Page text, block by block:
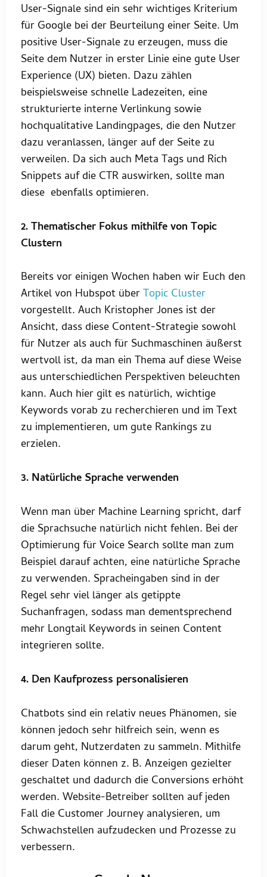
User-Signale sind ein sehr wichtiges Kriterium
für Google bei der Beurteilung einer Seite. Um
positive User-Signale zu erzeugen, muss die
Seite dem Nutzer in erster Linie eine gute User
Experience (UX) bieten. Dazu zählen
beispielsweise schnelle Ladezeiten, eine
strukturierte interne Verlinkung sowie
hochqualitative Landingpages, die den Nutzer
dazu veranlassen, länger auf der Seite zu
verweilen. Da sich auch Meta Tags und Rich
Snippets auf die CTR auswirken, sollte man
diese ebenfalls optimieren.
2. Thematischer Fokus mithilfe von Topic
Clustern
Bereits vor einigen Wochen haben wir Euch den
Artikel von Hubspot überTopic Cluster
vorgestellt. Auch Kristopher Jones ist der
Ansicht, dass diese Content-Strategie sowohl
für Nutzer als auch für Suchmaschinen äußerst
wertvoll ist, da man ein Thema auf diese Weise
aus unterschiedlichen Perspektiven beleuchten
kann. Auch hier gilt es natürlich, wichtige
Keywords vorab zu recherchieren und im Text
zu implementieren, um gute Rankings zu
erzielen.
3. Natürliche Sprache verwenden
Wenn man über Machine Learning spricht, darf
die Sprachsuche natürlich nicht fehlen. Bei der
Optimierung für Voice Search sollte man zum
Beispiel darauf achten, eine natürliche Sprache
zu verwenden. Spracheingaben sind in der
Regel sehr viel länger als getippte
Suchanfragen, sodass man dementsprechend
mehr Longtail Keywords in seinen Content
integrieren sollte.
4. Den Kaufprozess personalisieren
Chatbots sind ein relativ neues Phänomen, sie
können jedoch sehr hilfreich sein, wenn es
darum geht, Nutzerdaten zu sammeln. Mithilfe
dieser Daten können z. B. Anzeigen gezielter
geschaltet und dadurch die Conversions erhöht
werden. Website-Betreiber sollten auf jeden
Fall die Customer Journey analysieren, um
Schwachstellen aufzudecken und Prozesse zu
verbessern.